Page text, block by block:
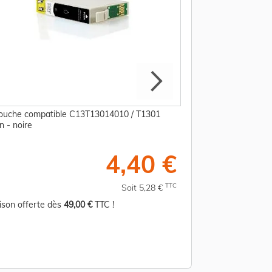
compatible C13T13014010 / T1301
- noire
4,40 €
Soit 5,28 € TTC
offerte dès 49,00 €TTC !